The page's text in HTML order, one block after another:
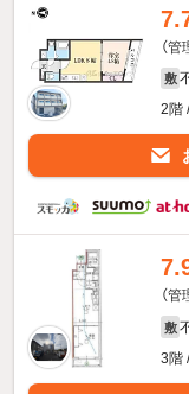
（
敷
2階
（
敷
3階